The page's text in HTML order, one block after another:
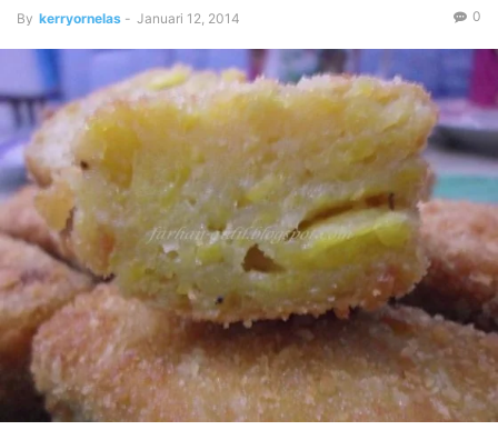
By kerryornelas - Januari 12, 2014 0